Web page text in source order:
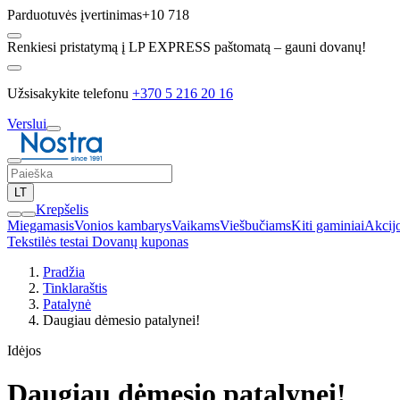
Parduotuvės įvertinimas+10 718
Renkiesi pristatymą į LP EXPRESS paštomatą – gauni dovanų!
Užsisakykite telefonu +370 5 216 20 16
Verslui
LT
Krepšelis
MiegamasisVonios kambarysVaikamsViešbučiamsKiti gaminiai
Tekstilės testai Dovanų kuponas
Pradžia
Tinklaraštis
Patalynė
Daugiau dėmesio patalynei!
Idėjos